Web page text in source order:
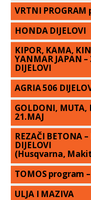
VRTNI PROGRAM
HONDA DIJELOVI
KIPOR, KAMA,
YANMAR JAPAN –
DIJELOVI
AGRIA 506
GOLDONI, MUTA,
21.MAJ
REZAČI BETONA
DIJELOVI
(Husqvarna,
TOMOS program –
ULJA I MAZIVA